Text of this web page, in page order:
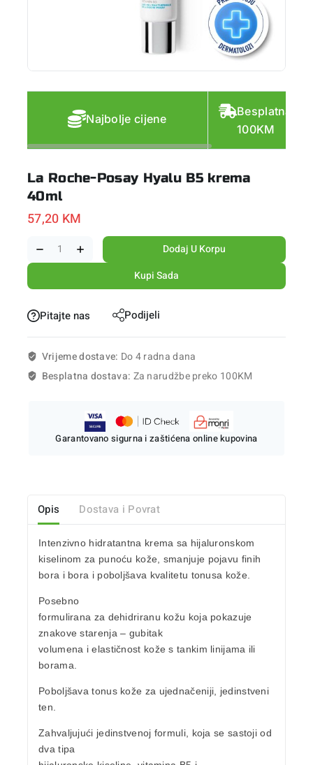
Najbolje cijene
Besplatna
100KM
La Roche-Posay Hyalu B5 krema
40ml
57,20 KM
Dodaj U Korpu
Kupi Sada
Pitajte nas Podijeli
Vrijeme dostave: Do 4 radna dana
Besplatna dostava: Za narudžbe preko 100KM
Garantovano sigurna i zaštićena online kupovina
Opis Dostava i Povrat
Intenzivno hidratantna krema sa hijaluronskom
kiselinom za punoću kože, smanjuje pojavu finih
bora i bora i poboljšava kvalitetu tonusa kože.
Posebno
formulirana za dehidriranu kožu koja pokazuje
znakovestarenja– gubitak
volumena i elastičnost kože s tankim linijama ili
borama.
Poboljšava tonus kože za ujednačeniji, jedinstveni
ten.
Zahvaljujući jedinstvenoj formuli, koja se sastoji od
dva tipa